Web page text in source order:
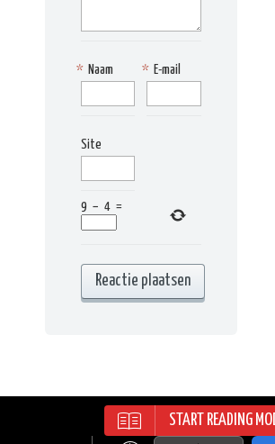
START READING
Naam
* E-mail
*
Site
9 − 4 =
RECIPES WORDPRESS THEME | ALL
RIGHTS RESERVED | © 2015